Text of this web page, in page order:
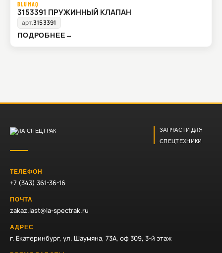
BLUMAQ
3153391 ПРУЖИННЫЙ КЛАПАН
арт.3153391
ПОДРОБНЕЕ→
ЗАПЧАСТИ ДЛЯ
СПЕЦТЕХНИКИ
ТЕЛЕФОН
+7 (343) 361-36-16
ПОЧТА
zakaz.last@la-spectrak.ru
АДРЕС
г. Екатеринбург, ул. Шаумяна, 73А, оф 309, 3-й этаж